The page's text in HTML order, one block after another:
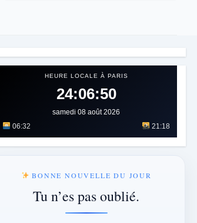
HEURE LOCALE À PARIS
24:06:52
samedi 08 août 2026
06:32
21:18
BONNE NOUVELLE DU JOUR
Tu n’es pas oublié.